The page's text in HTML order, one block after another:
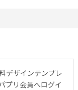
デザインテンプレ
プリ会員へログイ